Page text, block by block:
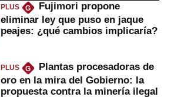
PLUS G
Fujimori propone
eliminar ley que puso en jaque
peajes: ¿qué cambios implicaría?
PLUS G
Plantas procesadoras de
oro en la mira del Gobierno: la
propuesta contra la minería ilegal